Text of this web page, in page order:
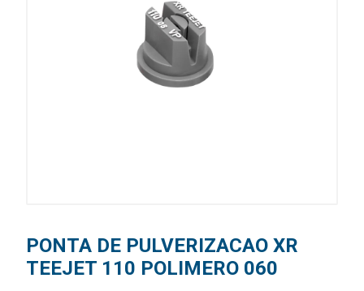
PONTA DE PULVERIZACAO XR
TEEJET 110 POLIMERO 060